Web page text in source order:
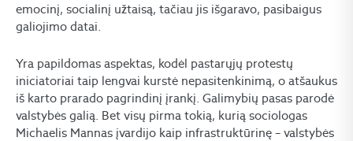
emocinį, socialinį užtaisą, tačiau jis išgaravo, pasibaigus
galiojimo datai.
Yra papildomas aspektas, kodėl pastarųjų protestų
iniciatoriai taip lengvai kurstė nepasitenkinimą, o atšaukus
iš karto prarado pagrindinį įrankį. Galimybių pasas parodė
valstybės galią. Bet visų pirma tokią, kurią sociologas
Michaelis Mannas įvardijo kaip infrastruktūrinę – valstybės